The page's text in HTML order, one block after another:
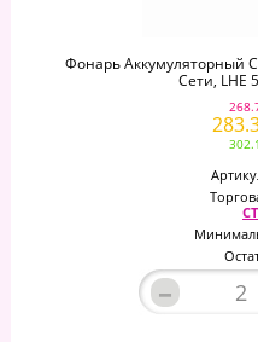
Фонарь Аккумуляторный
Сети, LHE
–